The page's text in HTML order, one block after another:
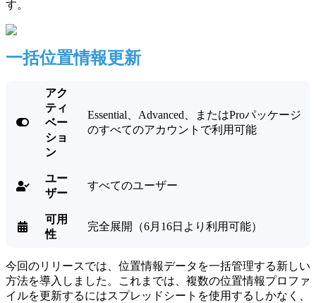
す。
一括位置情報更新

アク
ティ
ベー
ショ
ン
Essential、Advanced、またはProパッケージ
のすべてのアカウントで利用可能

ユー
ザー
すべてのユーザー

可用
性
完全展開（6月16日より利用可能）
今回のリリースでは、位置情報データを一括管理する新しい
方法を導入しました。これまでは、複数の位置情報プロファ
イルを更新するにはスプレッドシートを使用するしかなく、